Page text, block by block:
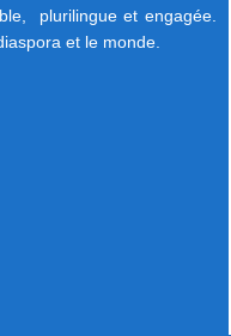
plurilingue et engagée.
et le monde.